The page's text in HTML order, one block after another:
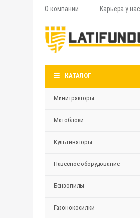
О компании Карьера у нас
КАТАЛОГ
Минитракторы
Мотоблоки
Культиваторы
Навесное оборудование
Бензопилы
Газонокосилки